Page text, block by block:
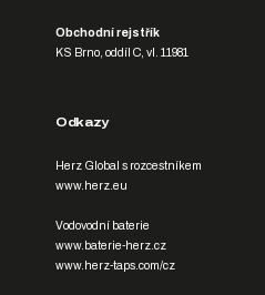
Obchodní rejstřík
KS Brno, oddíl C, vl. 11981
Odkazy
Herz Global s rozcestníkem
www.herz.eu
Vodovodní baterie
www.baterie-herz.cz
www.herz-taps.com/cz